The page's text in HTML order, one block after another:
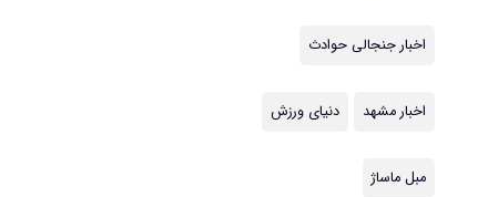
اخبار جنجالی حوادث
اخبار مشهد دنیای ورزش
مبل ماساژ